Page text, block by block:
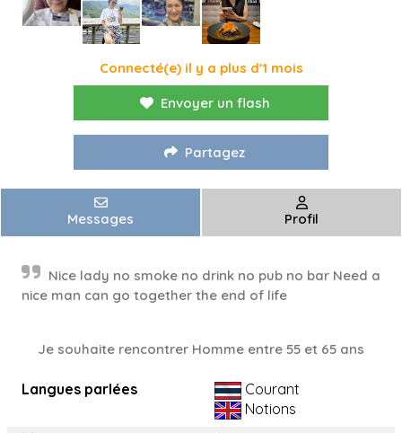
Connecté(e) il y a plus d'1 mois
Envoyer un flash
Partagez
Messages Profil
Nice lady no smoke no drink no pub no bar Need a
nice man can go together the end of life
Je souhaite rencontrer Homme entre 55 et 65 ans
Langues parlées
Courant
Notions